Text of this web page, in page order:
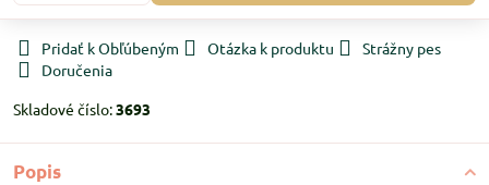
Pridať k Obľúbeným Otázka k produktu
Strážny pes
Doručenia
Skladové číslo:3693
Popis